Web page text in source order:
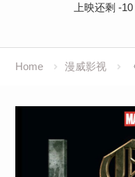
上映还剩 -10
Home 漫威影视